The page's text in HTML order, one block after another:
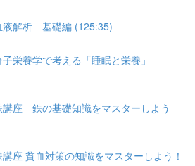
解析 基礎編 (125:35)
栄養学で考える「睡眠と栄養」
座 鉄の基礎知識をマスターしよう
座 貧血対策の知識をマスターしよう！